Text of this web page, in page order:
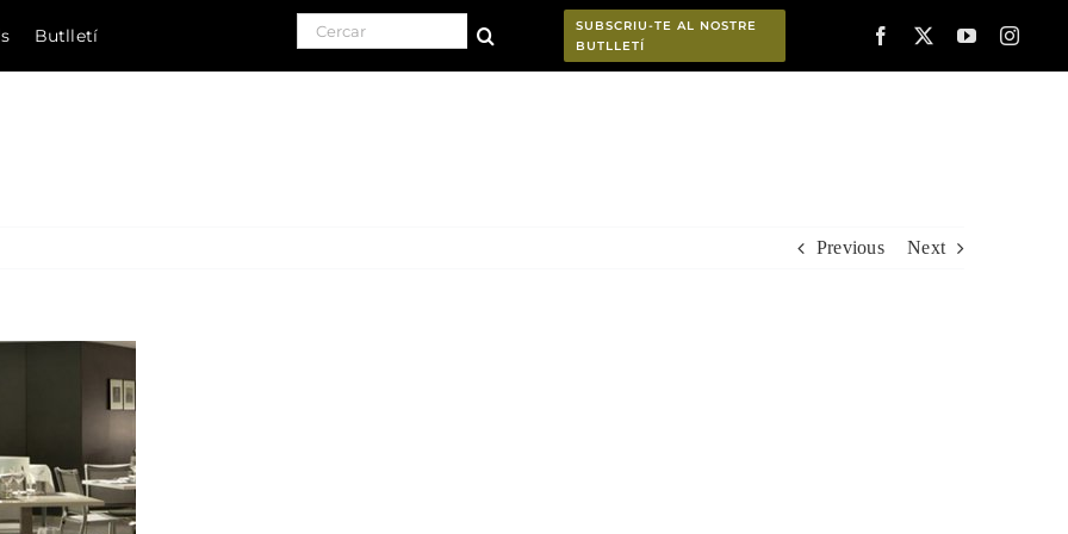
Butlletí Search for:
SUBSCRIU-TE AL NOSTRE
BUTLLETÍ
Previous Next